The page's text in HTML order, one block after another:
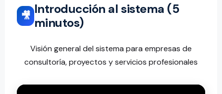
🎥 Introducción al sistema (5
minutos)
Visión general del sistema para empresas de
consultoría, proyectos y servicios profesionales